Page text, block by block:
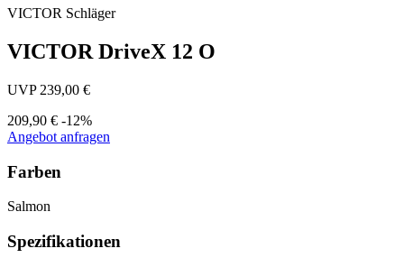
VICTOR Schläger
VICTOR DriveX 12 O
UVP 239,00 €
209,90 € -12%
Angebot anfragen
Farben
Salmon
Spezifikationen